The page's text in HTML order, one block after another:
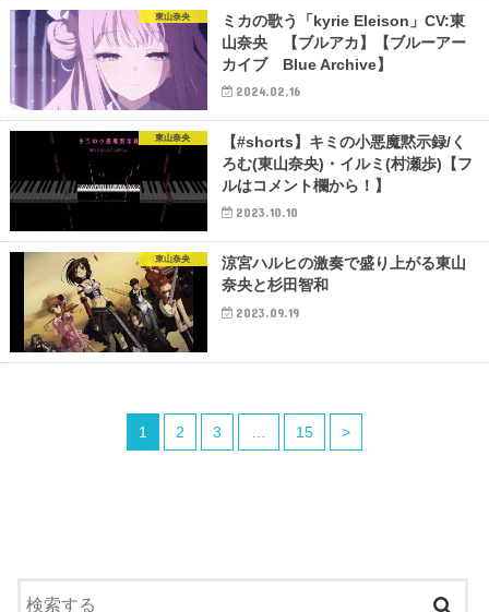
東山奈央
ミカの歌う「kyrie Eleison」CV:東
山奈央 【ブルアカ】【ブルーアー
カイブ Blue Archive】
2024.02.16
東山奈央
【#shorts】キミの小悪魔黙示録/く
ろむ(東山奈央)・イルミ(村瀬歩)【フ
ルはコメント欄から！】
2023.10.10
東山奈央
涼宮ハルヒの激奏で盛り上がる東山
奈央と杉田智和
2023.09.19
1 2 3 15 >